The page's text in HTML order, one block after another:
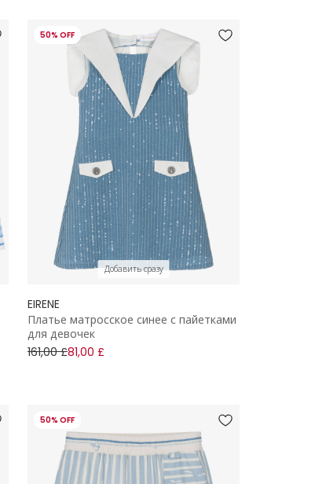
50% OFF
Добавить сразу
EIRENE
Платье матросское синее с пайетками
для девочек
161,00 £81,00 £
50% OFF